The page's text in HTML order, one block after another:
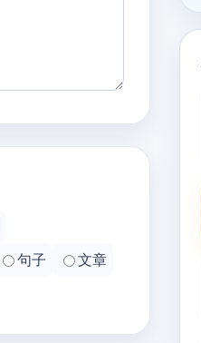
句子
文章